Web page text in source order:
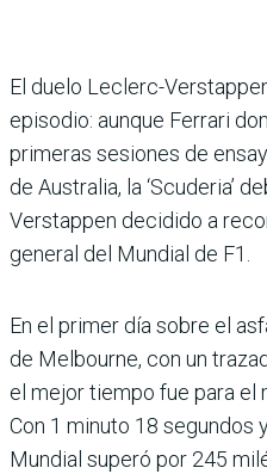
El duelo Leclerc-
episodio: aunque Ferrari
primeras sesio­nes de
de Australia, la ‘Scu­deria’
Verstappen decidido a
general del Mundial de F1.
En el primer día sobre el
de Melbourne, con un
el mejor tiempo fue para el
Con 1 minuto 18 segundos
Mundial superó por 245